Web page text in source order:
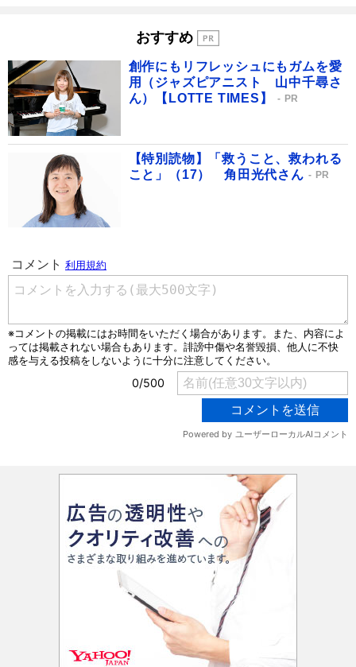
おすすめ
創作にもリフレッシュにもガムを愛
用（ジャズピアニスト 山中千尋さ
ん）【LOTTE TIMES】
PR
【特別読物】「救うこと、救われる
こと」（17） 角田光代さん
PR